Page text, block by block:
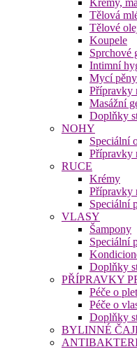
Krémy,
Tělová
Tělové
Koupele
Sprchové
Intimní
Mycí
Přípravky
Masážní
Doplňky
NOHY
Speciální
Přípravky
RUCE
Krémy
Přípravky
Speciální
VLASY
Šampony
Speciální
Doplňky
PŘÍPRAVKY
Péče o
Péče o
Doplňky
BYLINNÉ